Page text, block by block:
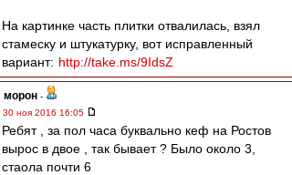
На картинке часть плитки отвалилась, взял
стамеску и штукатурку, вот исправленный
вариант: http://take.ms/9IdsZ
морон -
30 ноя 2016 16:05
Ребят , за пол часа буквально кеф на Ростов
вырос в двое , так бывает ? Было около 3,
стаола почти 6